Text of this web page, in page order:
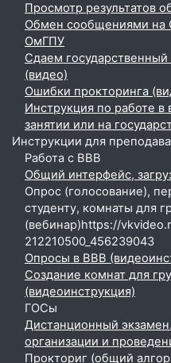
Просмотр результатов
Обмен сообщениями на
ОмГПУ
Сдаем
(видео)
Ошибки прокторинга
Инструкция по работе в
занятии или на
Инструкции для
Работа с BBB
Общий интерфейс,
Опрос (голосование),
студенту, комнаты для
(вебинар)https://
212210500_456239043
Опросы в BBB
Создание комнат для
(видеоинструкция)
ГОСы
Дистанционный
организации и
Прокториг (общий